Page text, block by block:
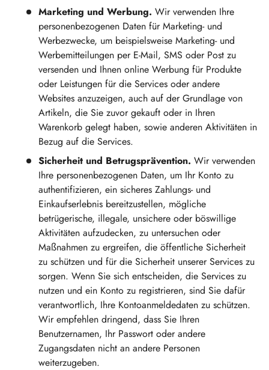
Marketing und Werbung. Wir verwenden Ihre
personenbezogenen Daten für Marketing- und
Werbezwecke, um beispielsweise Marketing- und
Werbemitteilungen per E-Mail, SMS oder Post zu
versenden und Ihnen online Werbung für Produkte
oder Leistungen für die Services oder andere
Websites anzuzeigen, auch auf der Grundlage von
Artikeln, die Sie zuvor gekauft oder in Ihren
Warenkorb gelegt haben, sowie anderen Aktivitäten in
Bezug auf die Services.
Sicherheit und Betrugsprävention. Wir verwenden
Ihre personenbezogenen Daten, um Ihr Konto zu
authentifizieren, ein sicheres Zahlungs- und
Einkaufserlebnis bereitzustellen, mögliche
betrügerische, illegale, unsichere oder böswillige
Aktivitäten aufzudecken, zu untersuchen oder
Maßnahmen zu ergreifen, die öffentliche Sicherheit
zu schützen und für die Sicherheit unserer Services zu
sorgen. Wenn Sie sich entscheiden, die Services zu
nutzen und ein Konto zu registrieren, sind Sie dafür
verantwortlich, Ihre Kontoanmeldedaten zu schützen.
Wir empfehlen dringend, dass Sie Ihren
Benutzernamen, Ihr Passwort oder andere
Zugangsdaten nicht an andere Personen
weiterzugeben.